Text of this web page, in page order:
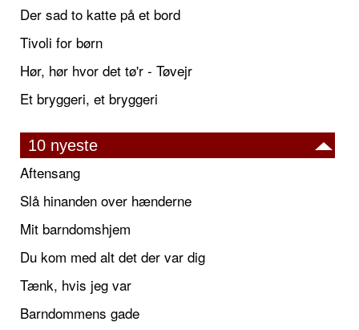
Der sad to katte på et bord
Tivoli for børn
Hør, hør hvor det tø'r - Tøvejr
Et bryggeri, et bryggeri
10 nyeste
Aftensang
Slå hinanden over hænderne
Mit barndomshjem
Du kom med alt det der var dig
Tænk, hvis jeg var
Barndommens gade